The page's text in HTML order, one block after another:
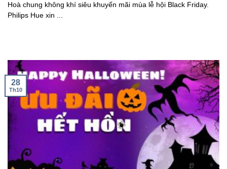
Hoà chung không khí siêu khuyến mãi mùa lễ hội Black Friday.
Philips Hue xin ...
28
Th10